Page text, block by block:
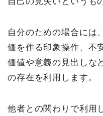
自分のための場合には
価を作る印象操作、不
価値や意義の見出しな
の存在を利用します。
他者との関わりで利用